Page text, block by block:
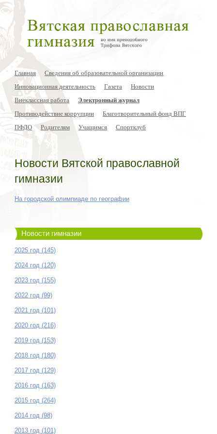
Главная
Сведения об образовательной организации
Инновационная деятельность
Газета
Новости
Внеклассная работа
Электронный журнал
Противодействие коррупции
Благотворительный фонд ВПГ
ПФДО
Родителям Учащимся Спортклуб
Новости Вятской православной
гимназии
На городской олимпиаде по географии
Новости гимназии
2025 год (145)
2024 год (120)
2023 год (155)
2022 год (99)
2021 год (101)
2020 год (216)
2019 год (153)
2018 год (180)
2017 год (129)
2016 год (163)
2015 год (264)
2014 год (98)
2013 год (101)